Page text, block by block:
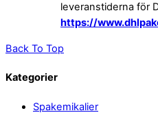
leveranstiderna för
https://
Back To Top
Kategorier
Spakemikalier